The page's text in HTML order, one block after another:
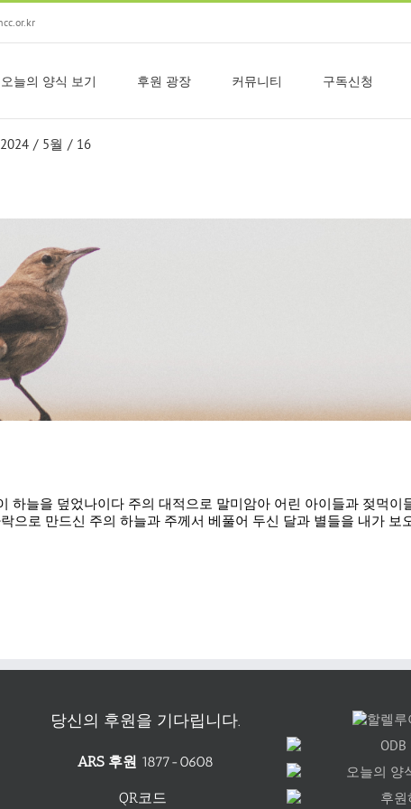
오늘의 양식 보기 후원 광장 커뮤니티 구독신청
2024 / 5월 / 16
늘을 덮었나이다 주의 대적으로 말미암아 어린 아이들과 젖먹이
로 만드신 주의 하늘과 주께서 베풀어 두신 달과 별들을 내가 보
당신의 후원을 기다립니다.
ARS 후원 1877-0608
QR코드